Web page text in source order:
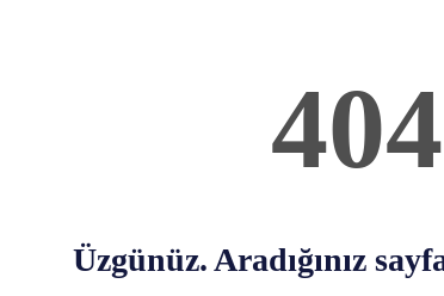
404
Üzgünüz. Aradığınız